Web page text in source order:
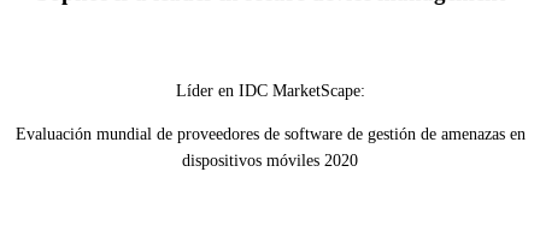
Líder en IDC MarketScape:
Evaluación mundial de proveedores de software de gestión de amenazas en
dispositivos móviles 2020